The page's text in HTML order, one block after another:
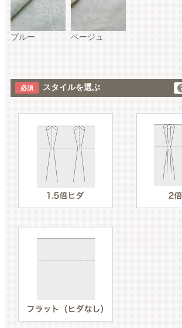
ブルー ベージュ
スタイルを選ぶ